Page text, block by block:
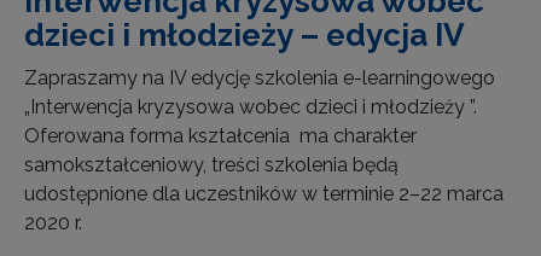
dzieci i młodzieży – edycja IV
Zapraszamy na IV edycję szkolenia e-learningowego
„Interwencja kryzysowa wobec dzieci i młodzieży ”.
Oferowana forma kształcenia ma charakter
samokształceniowy, treści szkolenia będą
udostępnione dla uczestników w terminie 2–22 marca
2020 r.